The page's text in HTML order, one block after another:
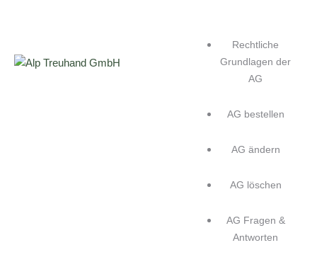
Rechtliche
Grundlagen der
AG
AG bestellen
AG ändern
AG löschen
AG Fragen &
Antworten